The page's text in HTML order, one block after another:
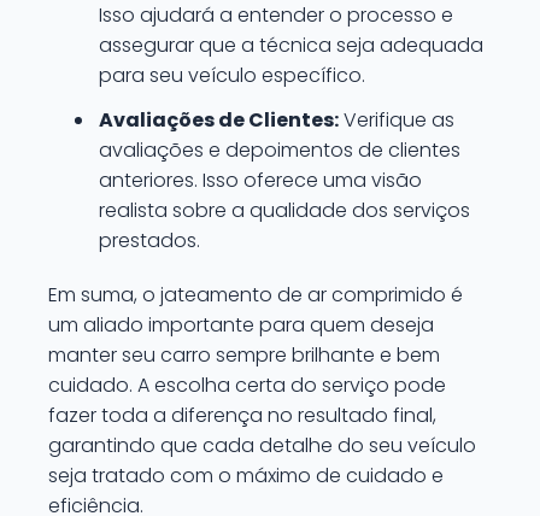
Isso ajudará a entender o processo e
assegurar que a técnica seja adequada
para seu veículo específico.
Avaliações de Clientes:Verifique as
avaliações e depoimentos de clientes
anteriores. Isso oferece uma visão
realista sobre a qualidade dos serviços
prestados.
Em suma, o jateamento de ar comprimido é
um aliado importante para quem deseja
manter seu carro sempre brilhante e bem
cuidado. A escolha certa do serviço pode
fazer toda a diferença no resultado final,
garantindo que cada detalhe do seu veículo
seja tratado com o máximo de cuidado e
eficiência.